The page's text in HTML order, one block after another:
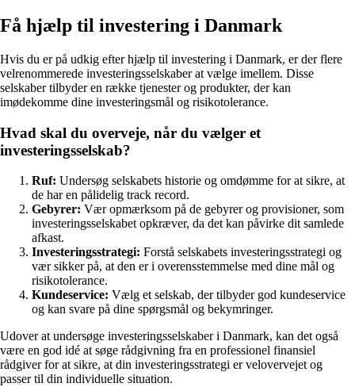
Få hjælp til investering i Danmark
Hvis du er på udkig efter hjælp til investering i Danmark, er der flere
velrenommerede investeringsselskaber at vælge imellem. Disse
selskaber tilbyder en række tjenester og produkter, der kan
imødekomme dine investeringsmål og risikotolerance.
Hvad skal du overveje, når du vælger et
investeringsselskab?
Ruf: Undersøg selskabets historie og omdømme for at sikre, at
de har en pålidelig track record.
Gebyrer: Vær opmærksom på de gebyrer og provisioner, som
investeringsselskabet opkræver, da det kan påvirke dit samlede
afkast.
Investeringsstrategi: Forstå selskabets investeringsstrategi og
vær sikker på, at den er i overensstemmelse med dine mål og
risikotolerance.
Kundeservice: Vælg et selskab, der tilbyder god kundeservice
og kan svare på dine spørgsmål og bekymringer.
Udover at undersøge investeringsselskaber i Danmark, kan det også
være en god idé at søge rådgivning fra en professionel finansiel
rådgiver for at sikre, at din investeringsstrategi er velovervejet og
passer til din individuelle situation.